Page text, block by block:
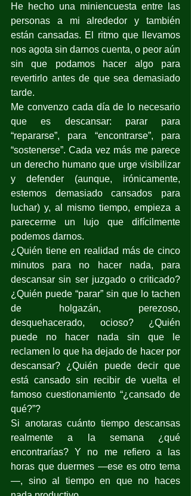
He hecho una miniencuesta entre las
personas a mi alrededor y también
están cansadas. El ritmo que llevamos
nos agota sin darnos cuenta, o peor aún
sin que podamos hacer algo para
revertirlo antes de que sea demasiado
tarde.
Me convenzo cada día de lo necesario
que es descansar: parar para
“repararse”, para “encontrarse”, para
“sostenerse”. Cada vez más me parece
un derecho humano que urge visibilizar
y defender (aunque, irónicamente,
estemos demasiado cansados para
luchar) y, al mismo tiempo, empieza a
parecerme un lujo que difícilmente
podemos darnos.
¿Quién tiene en realidad más de cinco
minutos para no hacer nada, para
descansar sin ser juzgado o criticado?
¿Quién puede “parar” sin que lo tachen
de holgazán, perezoso,
desquehacerado, ocioso? ¿Quién
puede no hacer nada sin que le
reclamen lo que ha dejado de hacer por
descansar? ¿Quién puede decir que
está cansado sin recibir de vuelta el
famoso cuestionamiento “¿cansado de
qué?”?
Si anotaras cuánto tiempo descansas
realmente a la semana ¿qué
encontrarías? Y no me refiero a las
horas que duermes —ese es otro tema
—, sino al tiempo en que no haces